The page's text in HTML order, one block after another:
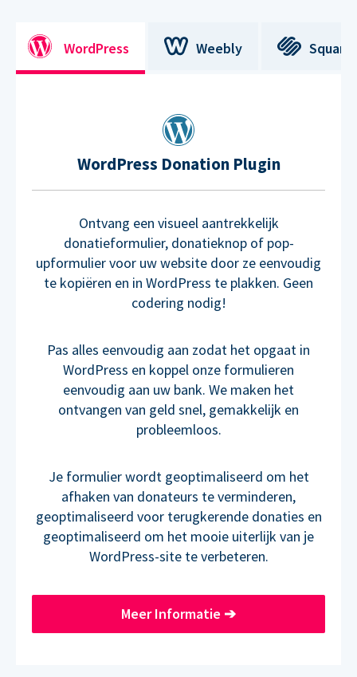
WordPress Weebly
WordPress Donation Plugin
Ontvang een visueel aantrekkelijk
donatieformulier, donatieknop of pop-
upformulier voor uw website door ze eenvoudig
te kopiëren en in WordPress te plakken. Geen
codering nodig!
Pas alles eenvoudig aan zodat het opgaat in
WordPress en koppel onze formulieren
eenvoudig aan uw bank. We maken het
ontvangen van geld snel, gemakkelijk en
probleemloos.
Je formulier wordt geoptimaliseerd om het
afhaken van donateurs te verminderen,
geoptimaliseerd voor terugkerende donaties en
geoptimaliseerd om het mooie uiterlijk van je
WordPress-site te verbeteren.
Meer Informatie ➔